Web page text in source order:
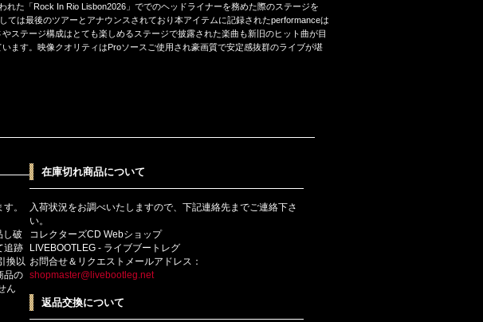
た「Rock In Rio Lisbon2026」ででのヘッドライナーを務めた際のステージを
ては最後のツアーとアナウンスされており本アイテムに記録されたperformanceは
ステージ構成はとても楽しめるステージで披露された楽曲も新旧のヒット曲が目
ます。映像クオリティはProソースご使用され豪画質で安定感抜群のライブが堪
。
し破
追跡
換以
品の
ん
在庫切れ商品について
入荷状況をお調べいたしますので、下記連絡先までご連絡下さ
い。
コレクターズCD Webショップ
LIVEBOOTLEG - ライブブートレグ
お問合せ＆リクエストメールアドレス：
shopmaster@livebootleg.net
返品交換について